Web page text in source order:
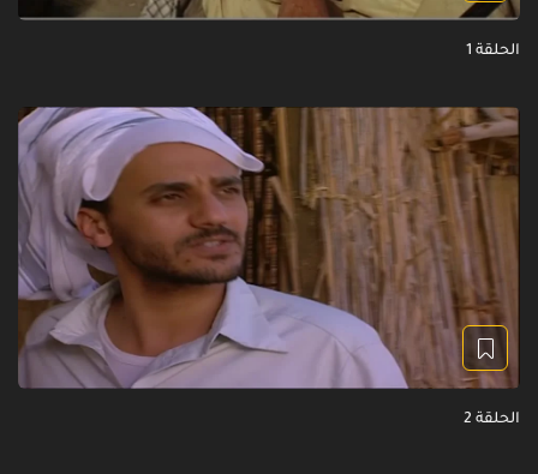
الحلقة 1
الحلقة 2